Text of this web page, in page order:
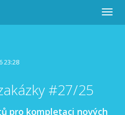
23:28
#27/25
pro kompletaci nových